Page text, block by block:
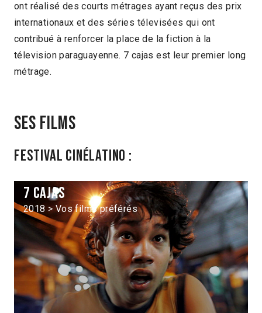
ont réalisé des courts métrages ayant reçus des prix
internationaux et des séries télevisées qui ont
contribué à renforcer la place de la fiction à la
télevision paraguayenne. 7 cajas est leur premier long
métrage.
Ses films
Festival Cinélatino :
7 cajas
2018 > Vos films préférés